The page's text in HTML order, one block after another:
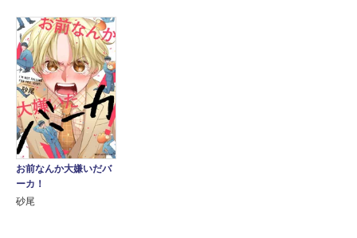
お前なんか大嫌いだバ
ーカ！
砂尾